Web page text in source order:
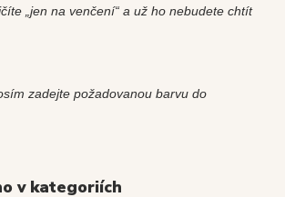
„jen na venčení“ a už ho nebudete chtít
zadejte požadovanou barvu do
v kategoriích